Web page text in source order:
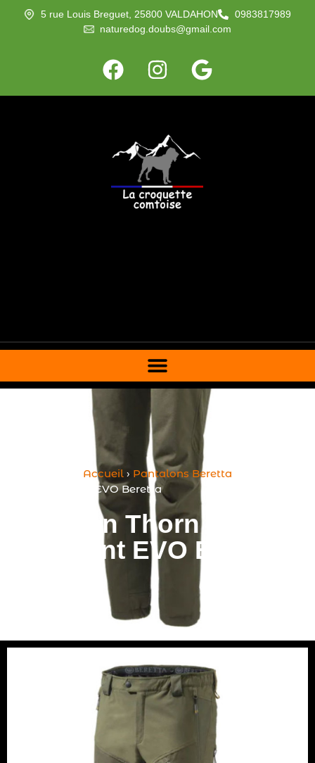
5 rue Louis Breguet, 25800 VALDAHON
0983817989
naturedog.doubs@gmail.com
Accueil › Pantalons Beretta
Thorn Resistant EVO Beretta
Pantalon Thorn
Resistant EVO Beretta